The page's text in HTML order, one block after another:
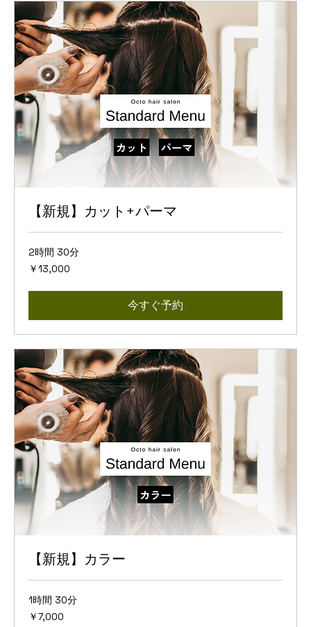
【新規】カット+パーマ
2時間 30分
13,000
円
￥13,000
今すぐ予約
【新規】カラー
1時間 30分
7,000
円
￥7,000